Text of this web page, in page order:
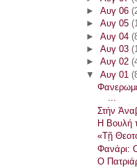
► Αυγ 06
► Αυγ 05
► Αυγ 04
► Αυγ 03
► Αυγ 02
▼ Αυγ 01
...
Στήν
Η Βουλή
«Τῇ
Φανάρι:
Ο